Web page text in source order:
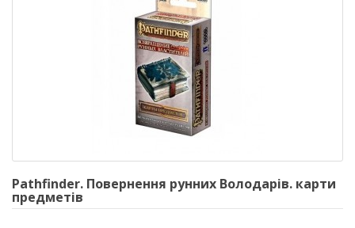
Pathfinder. Повернення рунних Володарів. карти
предметів